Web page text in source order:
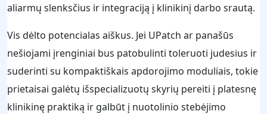
aliarmų slenksčius ir integraciją į klinikinį darbo srautą.
Vis dėlto potencialas aiškus. Jei UPatch ar panašūs
nešiojami įrenginiai bus patobulinti toleruoti judesius ir
suderinti su kompaktiškais apdorojimo moduliais, tokie
prietaisai galėtų išspecializuotų skyrių pereiti į platesnę
klinikinę praktiką ir galbūt į nuotolinio stebėjimo